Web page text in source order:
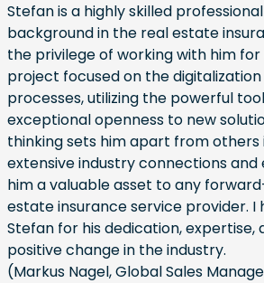
Stefan is a highly skilled
background in the real estate
the privilege of working with him
project focused on the
processes, utilizing the powerful
exceptional openness to new
thinking sets him apart from others
extensive industry connections
him a valuable asset to any
estate insurance service provider.
Stefan for his dedication, expertise,
positive change in the industry.
(Markus Nagel, Global Sales